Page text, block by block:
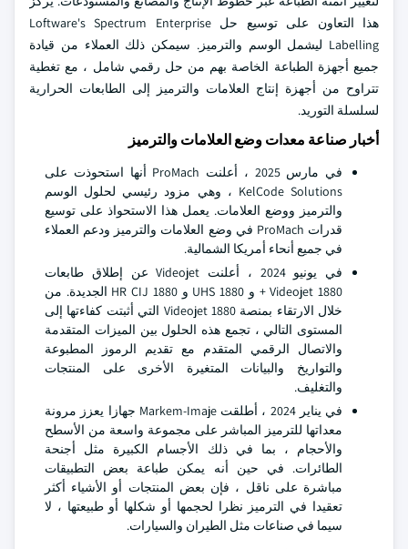
هذا التعاون على توسيع حل Loftware's Spectrum Enterprise
Labelling ليشمل الوسم والترميز. سيمكن ذلك العملاء من قيادة
جميع أجهزة الطباعة الخاصة بهم من حل رقمي شامل ، مع تغطية
تتراوح من أجهزة إنتاج العلامات والترميز إلى الطابعات الحرارية
لسلسلة التوريد.
أخبار صناعة معدات وضع العلامات والترميز
في مارس 2025 ، أعلنت ProMach أنها استحوذت على
KelCode Solutions ، وهي مزود رئيسي لحلول الوسم
والترميز ووضع العلامات. يعمل هذا الاستحواذ على توسيع
قدرات ProMach في وضع العلامات والترميز ودعم العملاء
في جميع أنحاء أمريكا الشمالية.
في يونيو 2024 ، أعلنت Videojet عن إطلاق طابعات
Videojet 1880 + و 1880 UHS و 1880 HR CIJ الجديدة. من
خلال الارتقاء بمنصة Videojet 1880 التي أثبتت كفاءتها إلى
المستوى التالي ، تجمع هذه الحلول بين الميزات المتقدمة
والاتصال الرقمي المتقدم مع تقديم الرموز المطبوعة
والتواريخ والبيانات المتغيرة الأخرى على المنتجات
والتغليف.
في يناير 2024 ، أطلقت Markem-Imaje جهازا يعزز مرونة
معداتها للترميز المباشر على مجموعة واسعة من الأسطح
والأحجام ، بما في ذلك الأجسام الكبيرة مثل أجنحة
الطائرات. في حين أنه يمكن طباعة بعض التطبيقات
مباشرة على ناقل ، فإن بعض المنتجات أو الأشياء أكثر
تعقيدا في الترميز نظرا لحجمها أو شكلها أو طبيعتها ، لا
سيما في صناعات مثل الطيران والسيارات.